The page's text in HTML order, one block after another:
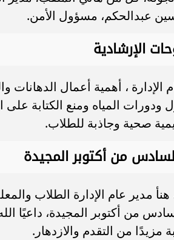
عبدالحكم، مسؤول الأمن.
الإرشادية
الإدارة ، أهمية أعمال
ودورات المياه ومنع الكتابة
صحية وجاذبة للطلاب.
من أكتوبر المجيدة
مدير عام الإدارة الطلاب
من أكتوبر المجيدة، داعيًا
مزيدًا من التقدم والازدهار.